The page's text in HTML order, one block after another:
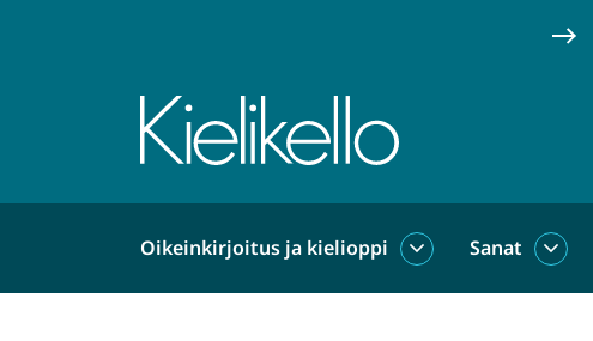
Etusivu
Oikeinkirjoitus ja kielioppi
Oikeinkirjoitus
Sanat
Sanat